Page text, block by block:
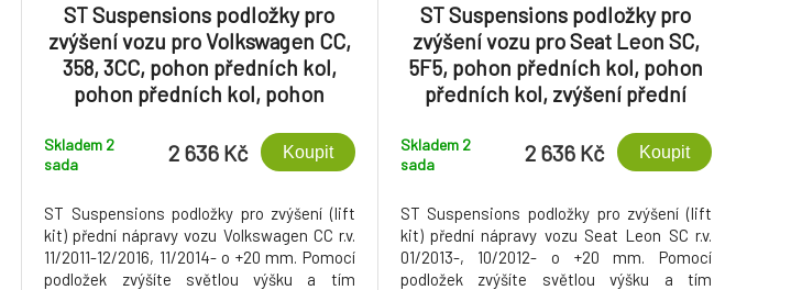
ST Suspensions podložky pro
zvýšení vozu pro Volkswagen CC,
358, 3CC, pohon předních kol,
pohon předních kol, pohon
+20 mm
Skladem 2
sada
2 636 Kč Koupit
ST Suspensions podložky pro zvýšení (lift
kit) přední nápravy vozu Volkswagen CC r.v.
11/2011-12/2016, 11/2014- o +20 mm. Pomocí
podložek zvýšíte světlou výšku a tím
ST Suspensions podložky pro
zvýšení vozu pro Seat Leon SC,
5F5, pohon předních kol, pohon
předních kol, zvýšení přední
Skladem 2
sada
2 636 Kč Koupit
ST Suspensions podložky pro zvýšení (lift
kit) přední nápravy vozu Seat Leon SC r.v.
01/2013-, 10/2012- o +20 mm. Pomocí
podložek zvýšíte světlou výšku a tím